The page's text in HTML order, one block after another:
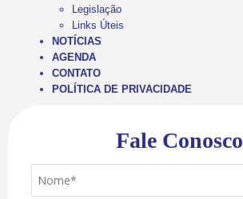
Legislação
Links Úteis
NOTÍCIAS
AGENDA
CONTATO
POLÍTICA DE PRIVACIDADE
Fale Conosco